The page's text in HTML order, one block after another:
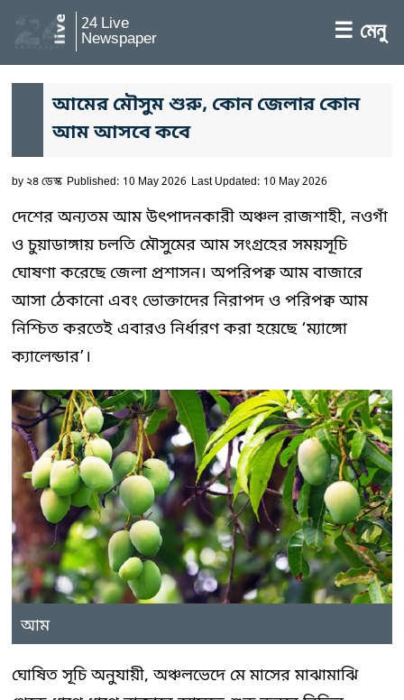
24 Live
Newspaper ☰ মেনু
আমের মৌসুম শুরু, কোন জেলার কোন
আম আসবে কবে
by২৪ ডেস্ক Published: 10 May 2026 Last Updated: 10 May 2026
দেশের অন্যতম আম উৎপাদনকারী অঞ্চল রাজশাহী, নওগাঁ
ও চুয়াডাঙ্গায় চলতি মৌসুমের আম সংগ্রহের সময়সূচি
ঘোষণা করেছে জেলা প্রশাসন। অপরিপক্ব আম বাজারে
আসা ঠেকানো এবং ভোক্তাদের নিরাপদ ও পরিপক্ব আম
নিশ্চিত করতেই এবারও নির্ধারণ করা হয়েছে ‘ম্যাঙ্গো
ক্যালেন্ডার’।
আম
ঘোষিত সূচি অনুযায়ী, অঞ্চলভেদে মে মাসের মাঝামাঝি